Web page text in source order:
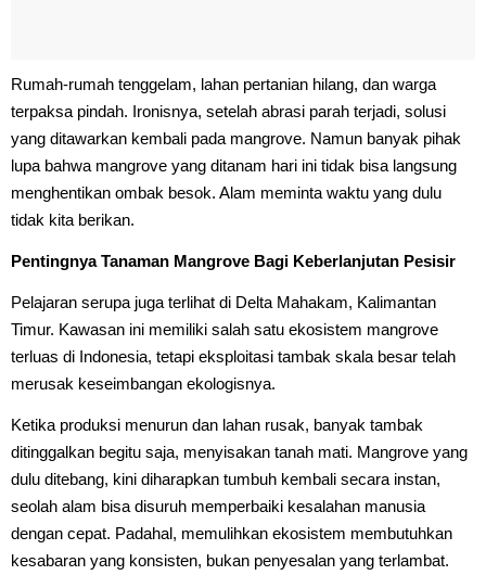
Rumah-rumah tenggelam, lahan pertanian hilang, dan warga
terpaksa pindah. Ironisnya, setelah abrasi parah terjadi, solusi
yang ditawarkan kembali pada mangrove. Namun banyak pihak
lupa bahwa mangrove yang ditanam hari ini tidak bisa langsung
menghentikan ombak besok. Alam meminta waktu yang dulu
tidak kita berikan.
Pentingnya Tanaman Mangrove Bagi Keberlanjutan Pesisir
Pelajaran serupa juga terlihat di Delta Mahakam, Kalimantan
Timur. Kawasan ini memiliki salah satu ekosistem mangrove
terluas di Indonesia, tetapi eksploitasi tambak skala besar telah
merusak keseimbangan ekologisnya.
Ketika produksi menurun dan lahan rusak, banyak tambak
ditinggalkan begitu saja, menyisakan tanah mati. Mangrove yang
dulu ditebang, kini diharapkan tumbuh kembali secara instan,
seolah alam bisa disuruh memperbaiki kesalahan manusia
dengan cepat. Padahal, memulihkan ekosistem membutuhkan
kesabaran yang konsisten, bukan penyesalan yang terlambat.